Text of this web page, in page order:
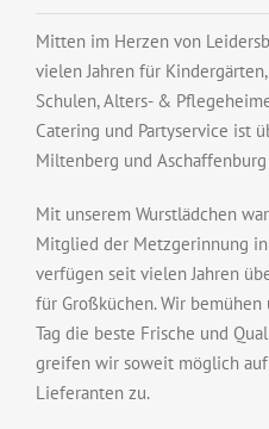
Mitten im Herzen von
vielen Jahren für
Schulen, Alters- &
Catering und Partyservice ist
Miltenberg und
Mit unserem Wurstlädchen
Mitglied der Metzgerinnung
verfügen seit vielen Jahren
für Großküchen. Wir bemühen
Tag die beste Frische und
greifen wir soweit möglich
Lieferanten zu.